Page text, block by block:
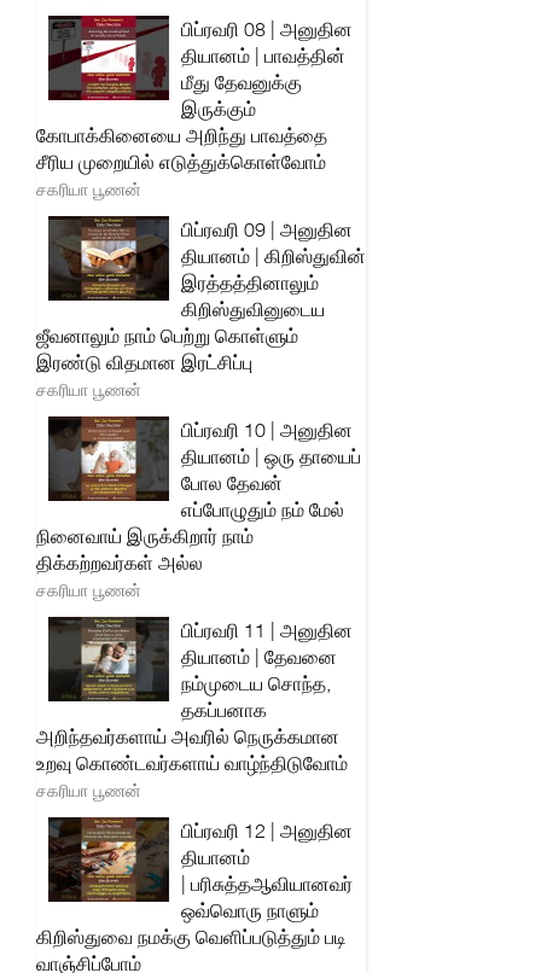
பிப்ரவரி 08 | அனுதின
தியானம் | பாவத்தின்
மீது தேவனுக்கு
இருக்கும்
கோபாக்கினையை அறிந்து பாவத்தை
சீரிய முறையில் எடுத்துக்கொள்வோம்
சகரியா பூணன்
பிப்ரவரி 09 | அனுதின
தியானம் | கிறிஸ்துவின்
இரத்தத்தினாலும்
கிறிஸ்துவினுடைய
ஜீவனாலும் நாம் பெற்று கொள்ளும்
இரண்டு விதமான இரட்சிப்பு
சகரியா பூணன்
பிப்ரவரி 10 | அனுதின
தியானம் | ஒரு தாயைப்
போல தேவன்
எப்போழுதும் நம் மேல்
நினைவாய் இருக்கிறார் நாம்
திக்கற்றவர்கள் அல்ல
சகரியா பூணன்
பிப்ரவரி 11 | அனுதின
தியானம் | தேவனை
நம்முடைய சொந்த,
தகப்பனாக
அறிந்தவர்களாய் அவரில் நெருக்கமான
உறவு கொண்டவர்களாய் வாழ்ந்திடுவோம்
சகரியா பூணன்
பிப்ரவரி 12 | அனுதின
தியானம்
| பரிசுத்தஆவியானவர்
ஒவ்வொரு நாளும்
கிறிஸ்துவை நமக்கு வெளிப்படுத்தும் படி
வாஞ்சிப்போம்